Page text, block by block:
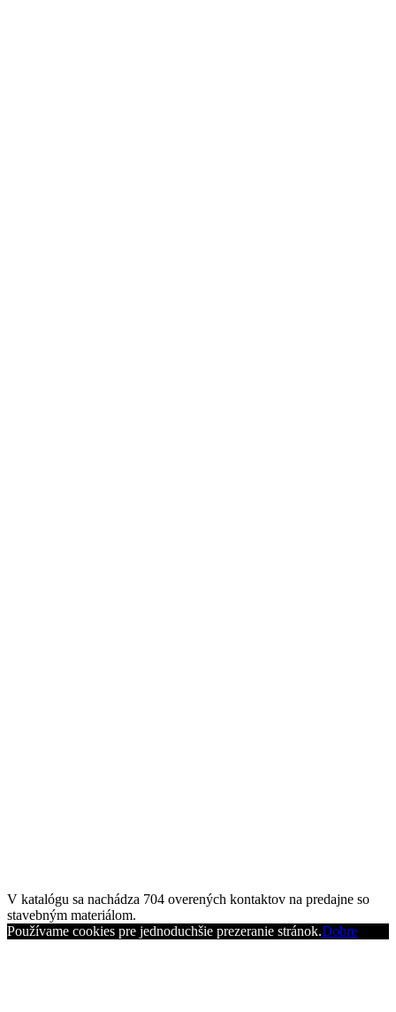
V katalógu sa nachádza 704 overených kontaktov na predajne so
stavebným materiálom.
Používame cookies pre jednoduchšie prezeranie stránok.Dobre